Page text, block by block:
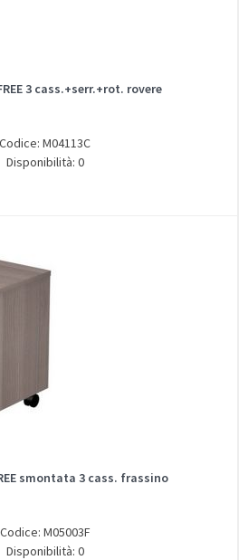
3 cass.+serr.+rot. rovere
Codice: M04113C
Disponibilità: 0
smontata 3 cass. frassino
Codice: M05003F
Disponibilità: 0